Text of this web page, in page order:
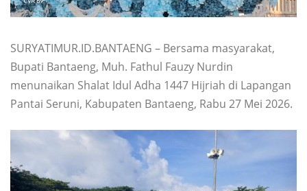
SURYATIMUR.ID.BANTAENG – Bersama masyarakat,
Bupati Bantaeng, Muh. Fathul Fauzy Nurdin
menunaikan Shalat Idul Adha 1447 Hijriah di Lapangan
Pantai Seruni, Kabupaten Bantaeng, Rabu 27 Mei 2026.